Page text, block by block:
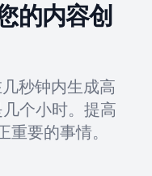
的内容创
秒钟内生成高
个小时。提高
要的事情。